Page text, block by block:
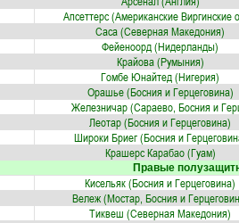
Апсеттерс (Американские Виргинские
Саса (Северная Македония)
Фейеноорд (Нидерланды)
Крайова (Румыния)
Гомбе Юнайтед (Нигерия)
Орашье (Босния и Герцеговина)
Железничар (Сараево, Босния и
Леотар (Босния и Герцеговина)
Широки Бриег (Босния и
Крашерс Карабао (Гуам)
Правые
Кисельяк (Босния и Герцеговина)
Вележ (Мостар, Босния и
Тиквеш (Северная Македония)